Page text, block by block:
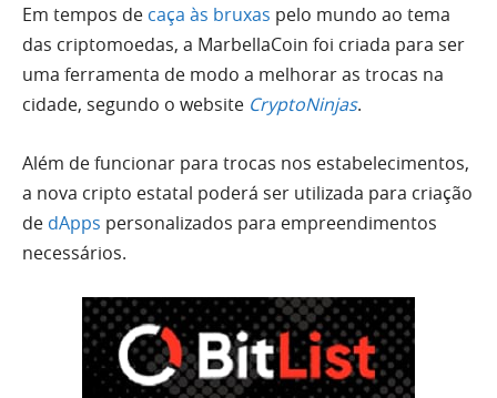
Em tempos de caça às bruxas pelo mundo ao tema
das criptomoedas, a MarbellaCoin foi criada para ser
uma ferramenta de modo a melhorar as trocas na
cidade, segundo o website CryptoNinjas.
Além de funcionar para trocas nos estabelecimentos,
a nova cripto estatal poderá ser utilizada para criação
de dApps personalizados para empreendimentos
necessários.